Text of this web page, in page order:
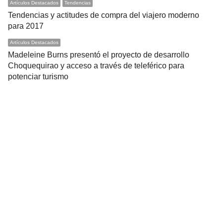
Artículos Destacados Tendencias
Tendencias y actitudes de compra del viajero moderno
para 2017
Artículos Destacados
Madeleine Burns presentó el proyecto de desarrollo
Choquequirao y acceso a través de teleférico para
potenciar turismo